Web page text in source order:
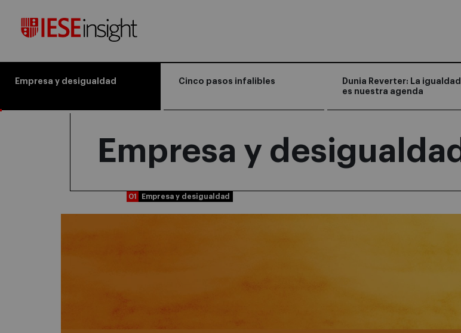
Empresa y desigualdad Cinco pasos infalibles
Dunia Reverter: La igualdad
es nuestra agenda
Empresa y desigualdad
01 Empresa y desigualdad